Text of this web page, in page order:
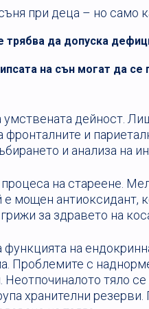
при деца – но само
трябва да допуска
на сън могат да
дейност.
фронталните и
и анализа на
на стареене.
е мощен антиоксидант,
за здравето на
на
Проблемите с
Неотпочиналото тяло
хранителни